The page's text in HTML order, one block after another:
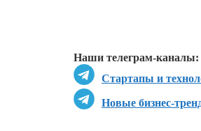
Наши телеграм-каналы:
Стартапы и
Новые бизнес-